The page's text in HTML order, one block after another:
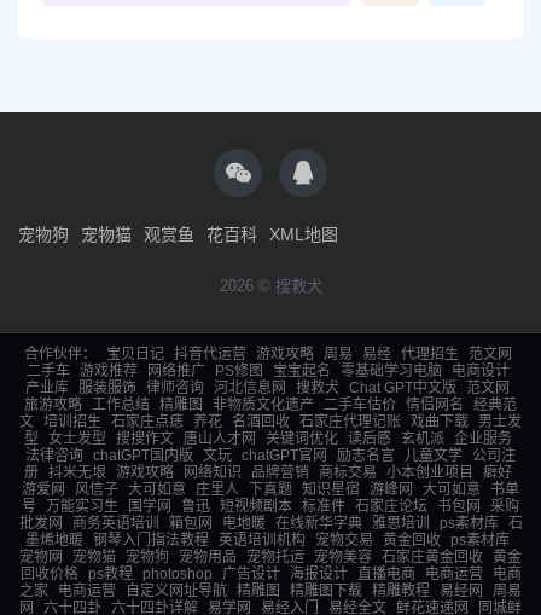
宠物狗 宠物猫 观赏鱼 花百科 XML地图
2026 © 搜救犬
合作伙伴： 宝贝日记 抖音代运营 游戏攻略 周易 易经 代理招生
范文网
二手车
游戏推荐 网络推广 PS修图 宝宝起名 零基础学习电脑
电商设计
产业库 服装服饰 律师咨询 河北信息网 搜救犬 Chat GPT中文版
范文网
旅游攻略 工作总结 精雕图 非物质文化遗产 二手车估价 情侣网名
经典范
文 培训招生 石家庄点痣 养花 名酒回收 石家庄代理记账 戏曲下载
男士发
型
女士发型 搜搜作文 唐山人才网 关键词优化 读后感 玄机派
企业服务
法律咨询 chatGPT国内版 文玩 chatGPT官网 励志名言 儿童文学
公司注
册
抖米无垠 游戏攻略 网络知识 品牌营销 商标交易 小本创业项目
癖好
游爱网
风信子 大可如意 庄里人 下真题 知识星宿 游峰网 大可如意
书单
号
万能实习生 国学网 鲁迅 短视频剧本 标准件 石家庄论坛 书包网
采购
批发网
商务英语培训 箱包网 电地暖 在线新华字典 雅思培训 ps素材库
石
墨烯地暖 钢琴入门指法教程 英语培训机构 宠物交易 黄金回收
ps素材库
宠物网
宠物猫 宠物狗 宠物用品 宠物托运 宠物美容 石家庄黄金回收 黄金
回收价格
ps教程 photoshop 广告设计 海报设计 直播电商 电商运营
电商
之家
电商运营 自定义网址导航 精雕图 精雕图下载 精雕教程 易经网
周易
网
六十四卦 六十四卦详解 易学网 易经入门 易经全文 鲜花速递网 同城鲜